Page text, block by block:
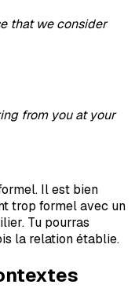
that we consider
from you at your
Il est bien
trop formel avec un
Tu pourras
la relation établie.